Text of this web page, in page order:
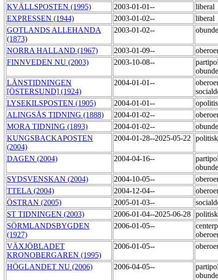
KVÄLLSPOSTEN (1995)
2003-01-01--
liberal
EXPRESSEN (1944)
2003-01-02--
liberal
GOTLANDS ALLEHANDA
(1873)
2003-01-02--
NORRA HALLAND (1967) 2003-01-09--
FINNVEDEN NU (2003)
2003-10-08--
LÄNSTIDNINGEN
[ÖSTERSUND] (1924)
2004-01-01--
LYSEKILSPOSTEN (1905)
2004-01-01--
ALINGSÅS TIDNING (1888)
2004-01-02--
MORA TIDNING (1893)
2004-01-02--
KUNGSBACKAPOSTEN
(2004)
2004-01-28--2025-05-22
DAGEN (2004) 2004-04-16--
SYDSVENSKAN (2004)
2004-10-05--
TTELA (2004)
2004-12-04--
ÖSTRAN (2005)
2005-01-03--
ST TIDNINGEN (2003)
2006-01-04--2025-06-28
SÖRMLANDSBYGDEN
(1927)
2006-01-05--
VÄXJÖBLADET
KRONOBERGAREN (1995)
2006-01-05--
HÖGLANDET NU (2006) 2006-04-05--